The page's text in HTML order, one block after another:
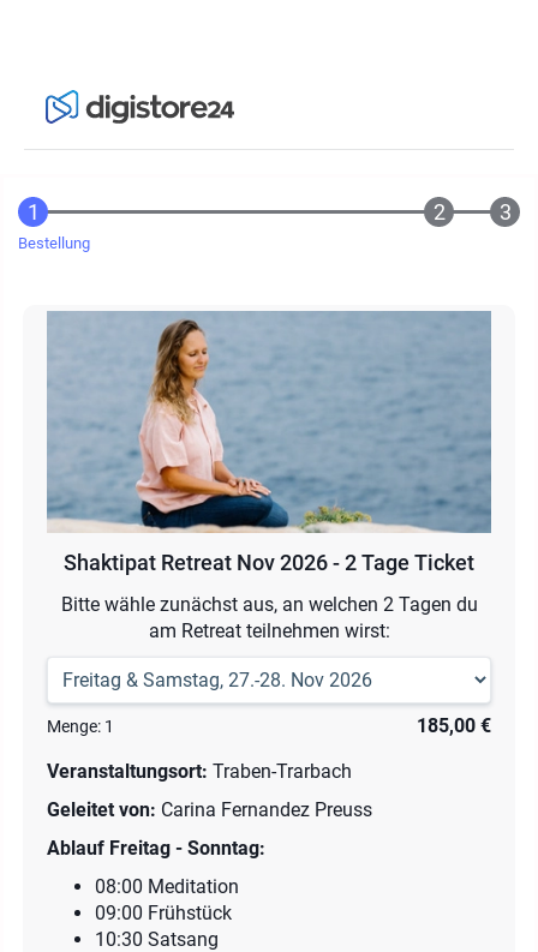
Bestellung
Shaktipat Retreat Nov 2026 - 2 Tage Ticket
Bitte wähle zunächst aus, an welchen 2 Tagen du
am Retreat teilnehmen wirst:
Menge: 1
185,00 €
Veranstaltungsort: Traben-Trarbach
Geleitet von: Carina Fernandez Preuss
Ablauf Freitag - Sonntag:
08:00 Meditation
09:00 Frühstück
10:30 Satsang